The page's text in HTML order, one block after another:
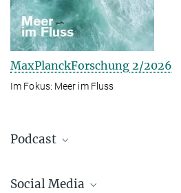
MaxPlanckForschung 2/2026
Im Fokus: Meer im Fluss
Podcast
Social Media